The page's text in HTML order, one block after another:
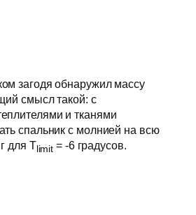
загодя обнаружил массу
смысл такой: с
и тканями
спальник с молнией на всю
для T limit = -6 градусов.